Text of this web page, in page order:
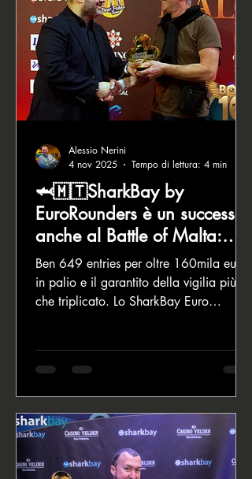
🦈🇲🇹SharkBay by
EuroRounders è un successo
anche al Battle of Malta:
649 entries e garantito
triplicato
Ben 649 entries per oltre 160mila euro
in palio e il garantito della vigilia più
che triplicato. Lo SharkBay Euro
Bounty e il torneo si è giocato tra
domenica e lunedì per chiudersi alle 2
di martedì 4 novembre. Al Day1 si sono
iscritti in 539 per poi crescere di 110
entries e chiudere all’ottima cifra di 649
buy in totalizzati. A vincere per una
Alessio Nerini
4 nov 2025
Tempo di lettura: 4 min